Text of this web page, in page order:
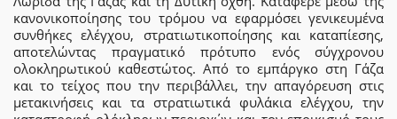
κανονικοποίησης του τρόμου να εφαρμόσει γενικευμένα
συνθήκες ελέγχου, στρατιωτικοποίησης και καταπίεσης,
αποτελώντας πραγματικό πρότυπο ενός σύγχρονου
ολοκληρωτικού καθεστώτος. Από το εμπάργκο στη Γάζα
και το τείχος που την περιβάλλει, την απαγόρευση στις
μετακινήσεις και τα στρατιωτικά φυλάκια ελέγχου, την